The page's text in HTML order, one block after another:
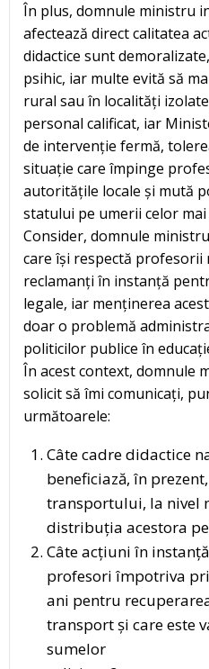
În plus, domnule ministru
afectează direct calitatea
didactice sunt
psihic, iar multe evită să
rural sau în localități
personal calificat, iar
de intervenție fermă,
situație care împinge
autoritățile locale și mută
statului pe umerii celor
Consider, domnule
care își respectă profesorii
reclamanți în instanță
legale, iar menținerea
doar o problemă
politicilor publice în
În acest context, domnule
solicit să îmi comunicați,
următoarele:
Câte cadre didactice
beneficiază, în
transportului, la nivel
distribuția acestora
Câte acțiuni în
profesori împotriva
ani pentru
transport și care este
sumelor